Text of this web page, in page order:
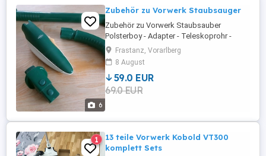
6
Zubehör zu Vorwerk Staubsauger
Zubehör zu Vorwerk Staubsauber
Polsterboy - Adapter - Teleskoprohr -
Softdüse passen auf fast alle
Vorwerkgeräte (kompl. Wert der Teile
225,- )
Frastanz, Vorarlberg
8 August
59.0 EUR
69.0 EUR
1
13 teile Vorwerk Kobold VT300
komplett Sets